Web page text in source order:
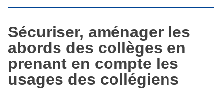
Sécuriser, aménager les
abords des collèges en
prenant en compte les
usages des collégiens